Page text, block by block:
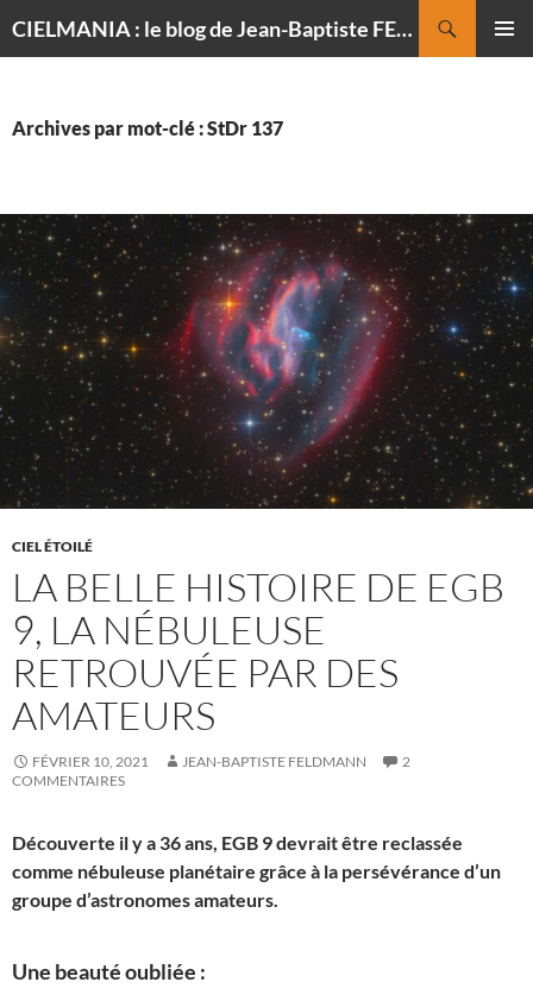
CIELMANIA : le blog de Jean-Baptiste FELDMANN, photographe du ciel
Archives par mot-clé : StDr 137
CIEL ÉTOILÉ
LA BELLE HISTOIRE DE EGB
9, LA NÉBULEUSE
RETROUVÉE PAR DES
AMATEURS
FÉVRIER 10, 2021 JEAN-BAPTISTE FELDMANN
2
COMMENTAIRES
Découverte il y a 36 ans, EGB 9 devrait être reclassée
comme nébuleuse planétaire grâce à la persévérance d’un
groupe d’astronomes amateurs.
Une beauté oubliée :